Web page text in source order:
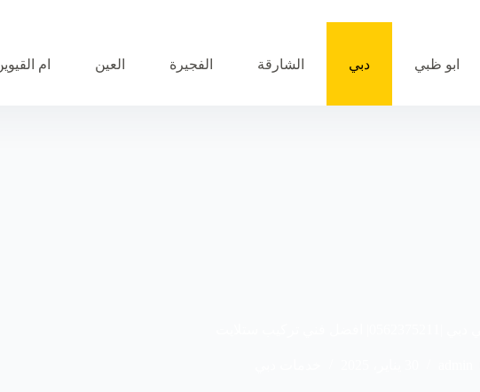
ابو ظبي دبي الشارقة الفجيرة العين ام